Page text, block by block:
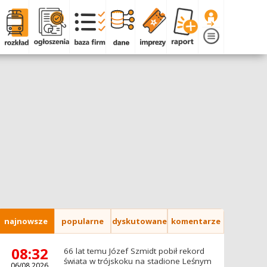
najnowsze popularne dyskutowane komentarze
08:32
66 lat temu Józef Szmidt pobił rekord
świata w trójskoku na stadione Leśnym